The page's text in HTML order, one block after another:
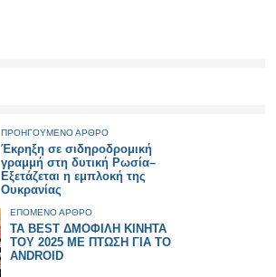
ΠΡΟΗΓΟΥΜΕΝΟ ΑΡΘΡΟ
Έκρηξη σε σιδηροδρομική
γραμμή στη δυτική Ρωσία–
Εξετάζεται η εμπλοκή της
Ουκρανίας
ΕΠΟΜΕΝΟ ΑΡΘΡΟ
TA BEST ΔΜΟΦΙΛΗ ΚΙΝΗΤΑ
ΤΟΥ 2025 ΜΕ ΠΤΩΣΗ ΓΙΑ ΤΟ
ANDROID